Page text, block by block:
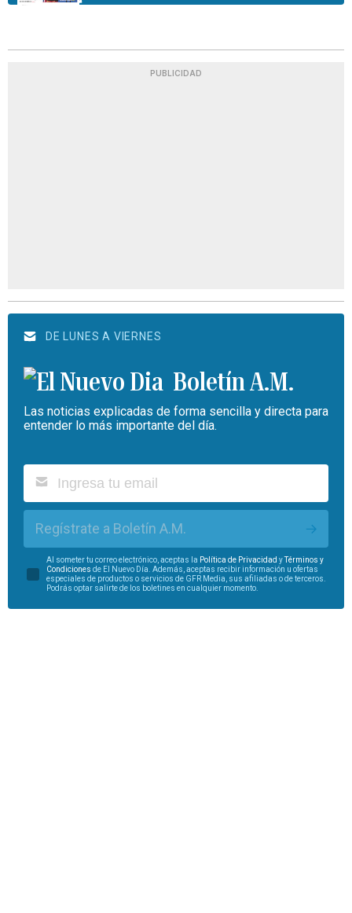
PUBLICIDAD
DE LUNES A VIERNES
Boletín A.M.
Las noticias explicadas de forma sencilla y directa para
entender lo más importante del día.
Regístrate a Boletín A.M.
Al someter tu correo electrónico, aceptas la Política de Privacidad yTérminos y
Condiciones de El Nuevo Día. Además, aceptas recibir información u ofertas
especiales de productos o servicios de GFR Media, sus afiliadas o de terceros.
Podrás optar salirte de los boletines en cualquier momento.